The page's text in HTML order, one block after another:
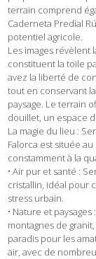
terrain comprend
Caderneta Predial
potentiel agricole.
Les images
constituent la toile
avez la liberté de
tout en conservant
paysage. Le terrain
douillet, un espace
La magie du lieu :
Falorca est située
constamment à la
• Air pur et santé :
cristallin, idéal pour
stress urbain.
• Nature et
montagnes de
paradis pour les
air, avec de